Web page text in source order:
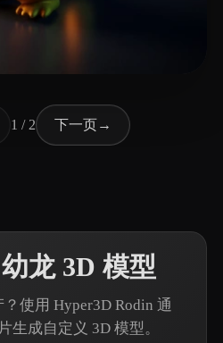
1 / 2 下一页→
龙 3D 模型
使用 Hyper3D Rodin 通
生成自定义 3D 模型。